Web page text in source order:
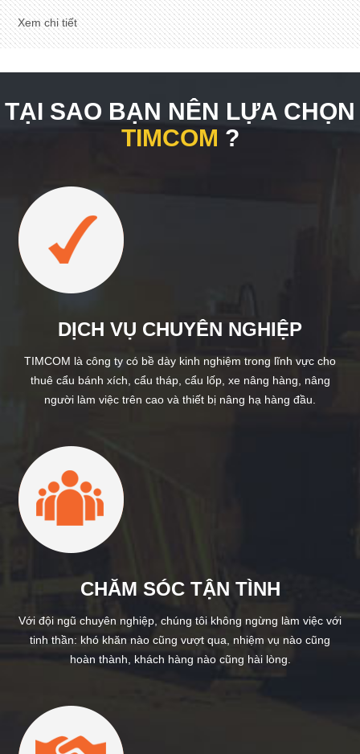
Xem chi tiết
TẠI SAO BẠN NÊN LỰA CHỌN
TIMCOM ?
DỊCH VỤ CHUYÊN NGHIỆP
TIMCOM là công ty có bề dày kinh nghiệm trong lĩnh vực cho
thuê cẩu bánh xích, cẩu tháp, cẩu lốp, xe nâng hàng, nâng
người làm việc trên cao và thiết bị nâng hạ hàng đầu.
CHĂM SÓC TẬN TÌNH
Với đội ngũ chuyên nghiệp, chúng tôi không ngừng làm việc với
tinh thần: khó khăn nào cũng vượt qua, nhiệm vụ nào cũng
hoàn thành, khách hàng nào cũng hài lòng.